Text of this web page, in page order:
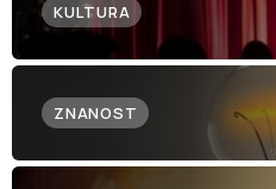
KULTURA
ZNANOST